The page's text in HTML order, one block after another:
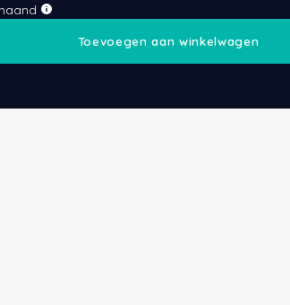
Toevoegen aan winkelwagen